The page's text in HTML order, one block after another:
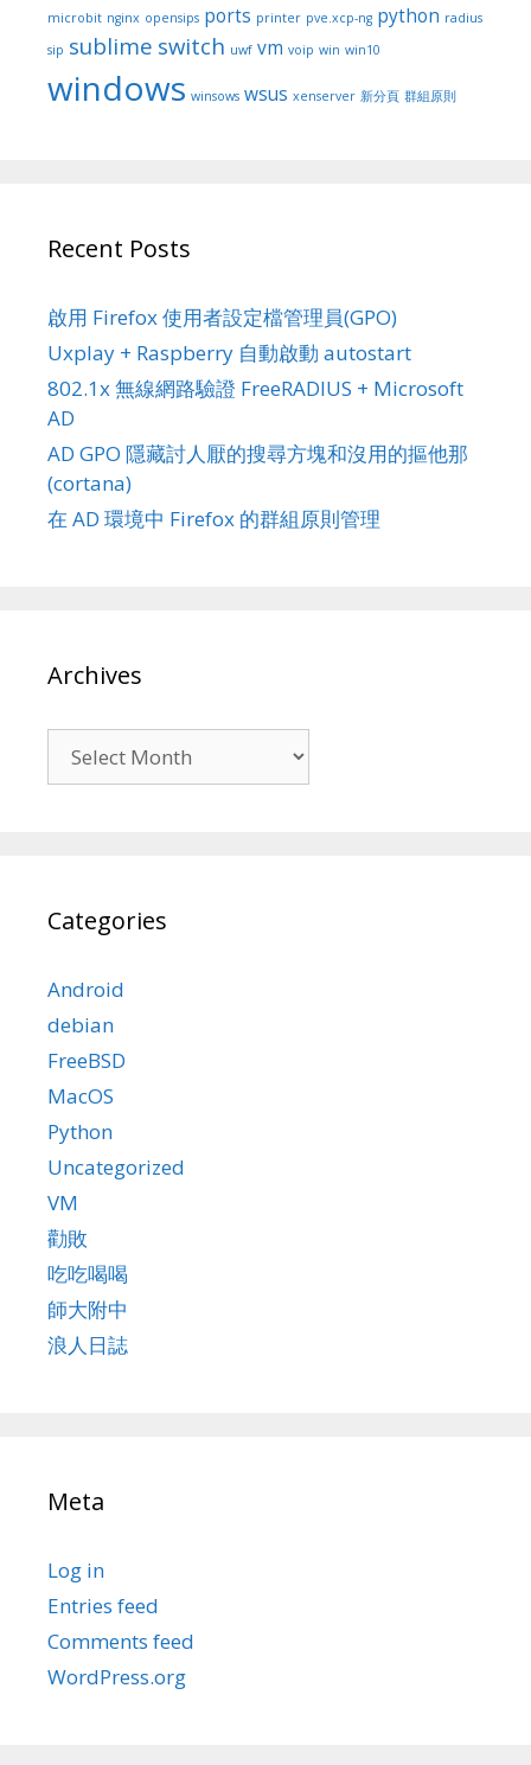
microbit nginx opensips ports printer pve.xcp-ng python radius
sip sublime switch uwf vm voip win win10
windows winsows wsus xenserver 新分頁 群組原則
Recent Posts
啟用 Firefox 使用者設定檔管理員(GPO)
Uxplay + Raspberry 自動啟動 autostart
802.1x 無線網路驗證 FreeRADIUS + Microsoft
AD
AD GPO 隱藏討人厭的搜尋方塊和沒用的摳他那
(cortana)
在 AD 環境中 Firefox 的群組原則管理
Archives
Categories
Android
debian
FreeBSD
MacOS
Python
Uncategorized
VM
勸敗
吃吃喝喝
師大附中
浪人日誌
Meta
Log in
Entries feed
Comments feed
WordPress.org